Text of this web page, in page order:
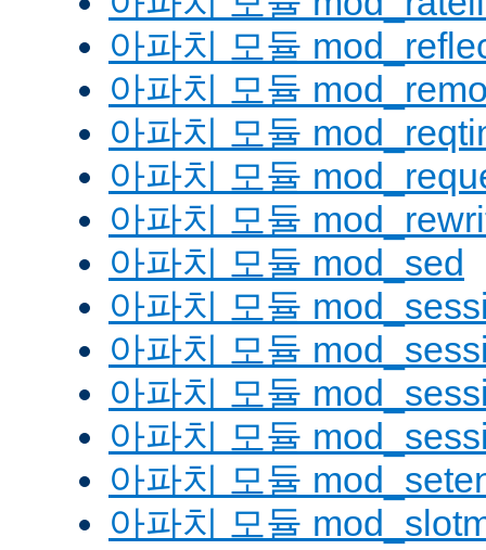
아파치 모듈
아파치 모듈
아파치 모듈
아파치 모듈
아파치 모듈
아파치 모듈 mod_sed
아파치 모듈
아파치 모듈
아파치 모듈
아파치 모듈
아파치 모듈
아파치 모듈